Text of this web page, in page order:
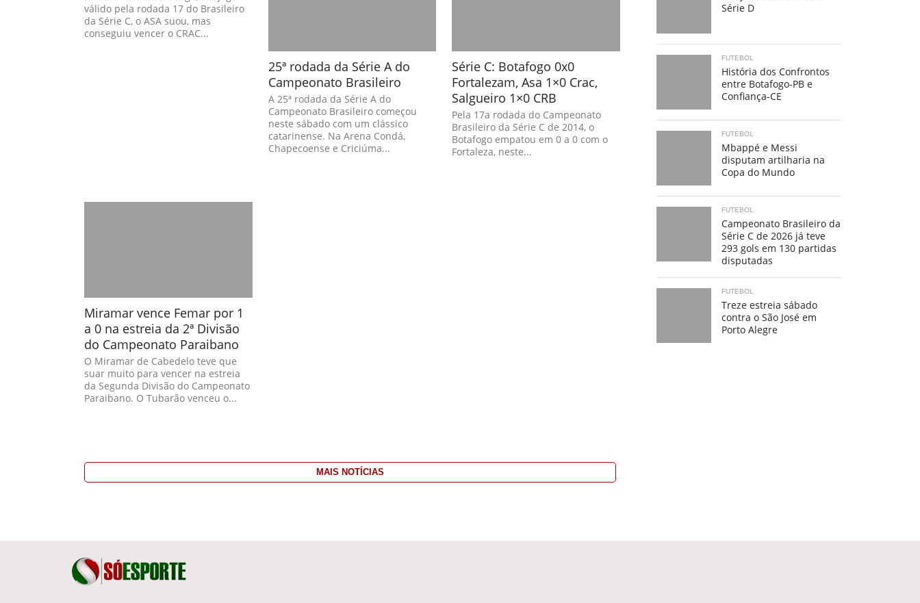
válido pela rodada 17 do Brasileiro
da Série C, o ASA suou, mas
conseguiu vencer o CRAC...
25ª rodada da Série A do
Campeonato Brasileiro
A 25ª rodada da Série A do
Campeonato Brasileiro começou
neste sábado com um clássico
catarinense. Na Arena Condá,
Chapecoense e Criciúma...
Série C: Botafogo 0x0
Fortalezam, Asa 1×0 Crac,
Salgueiro 1×0 CRB
Pela 17a rodada do Campeonato
Brasileiro da Série C de 2014, o
Botafogo empatou em 0 a 0 com o
Fortaleza, neste...
Miramar vence Femar por 1
a 0 na estreia da 2ª Divisão
do Campeonato Paraibano
O Miramar de Cabedelo teve que
suar muito para vencer na estreia
da Segunda Divisão do Campeonato
Paraibano. O Tubarão venceu o...
MAIS NOTÍCIAS
Série D
FUTEBOL
História dos Confrontos
entre Botafogo-PB e
Confiança-CE
FUTEBOL
Mbappé e Messi
disputam artilharia na
Copa do Mundo
FUTEBOL
Campeonato Brasileiro da
Série C de 2026 já teve
293 gols em 130 partidas
disputadas
FUTEBOL
Treze estreia sábado
contra o São José em
Porto Alegre